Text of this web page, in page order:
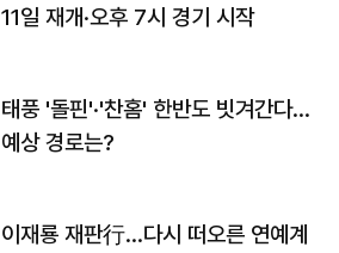
11일 재개·오후 7시 경기 시작
태풍 '돌핀'·'찬홈' 한반도 빗겨간다…
예상 경로는?
이재룡 재판行…다시 떠오른 연예계